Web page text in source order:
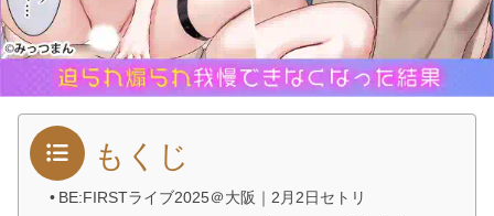
もくじ
BE:FIRSTライブ2025＠大阪｜2月2日セトリ